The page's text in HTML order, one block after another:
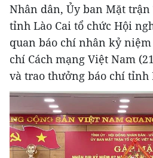
Nhân dân, Ủy ban Mặt trận
tỉnh Lào Cai tổ chức Hội
quan báo chí nhân kỷ niệm
chí Cách mạng Việt Nam
và trao thưởng báo chí tỉnh